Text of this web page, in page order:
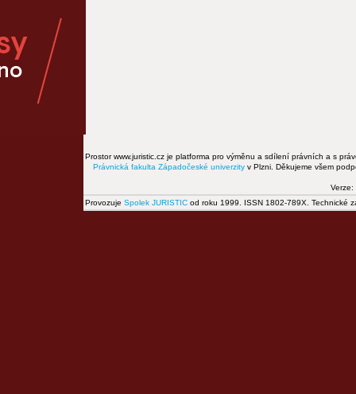
Prostor www.juristic.cz je platforma pro výměnu a sdílení právních a s
Právnická fakulta Západočeské univerzity v Plzni. Děkujeme všem
Verze:
Provozuje Spolek JURISTIC od roku 1999. ISSN 1802-789X. Technické